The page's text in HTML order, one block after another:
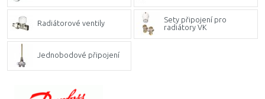
Radiátorové ventily
Sety připojení pro
radiátory VK
Jednobodové připojení